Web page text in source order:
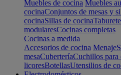
Muebles de cocina Muebles
cocinaConjuntos de mesas y
cocinaSillas de cocina
modularesCocinas completas
Cocinas a medida
Accesorios de cocina Menaje
mesaCuberteríaCuchillos para
licoresBotellasUtensilios de